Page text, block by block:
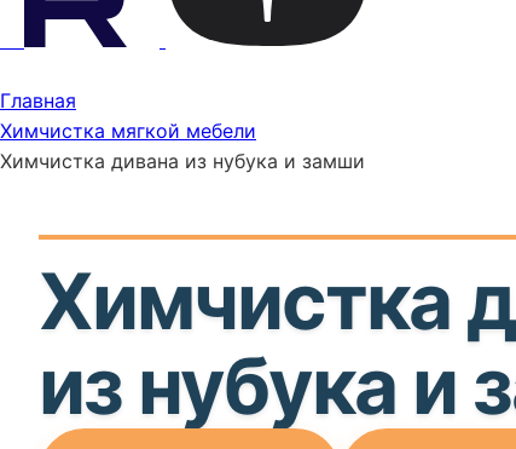
Главная
Химчистка мягкой мебели
Химчистка дивана из нубука и замши
Химчистка
из нубука и